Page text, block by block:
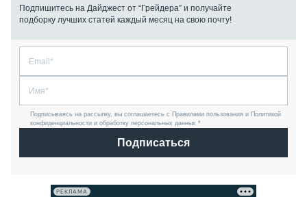
Подпишитесь на Дайджест от “Грейдера” и получайте
подборку лучших статей каждый месяц на свою почту!
Подписываясь на рассылку, вы соглашаетесь с Правилами пользования и Политикой
конфиденциальности и обработку персональных данных *
Подписаться
РЕКЛАМА